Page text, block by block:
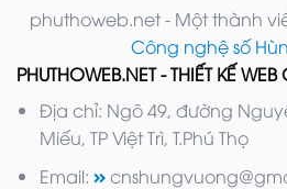
phuthoweb.net - Một thành
Công nghệ số
PHUTHOWEB.NET - THIẾT KẾ
Địa chỉ: Ngõ 49, đường
Miếu, TP Việt Trì, T.Phú Thọ
Email: